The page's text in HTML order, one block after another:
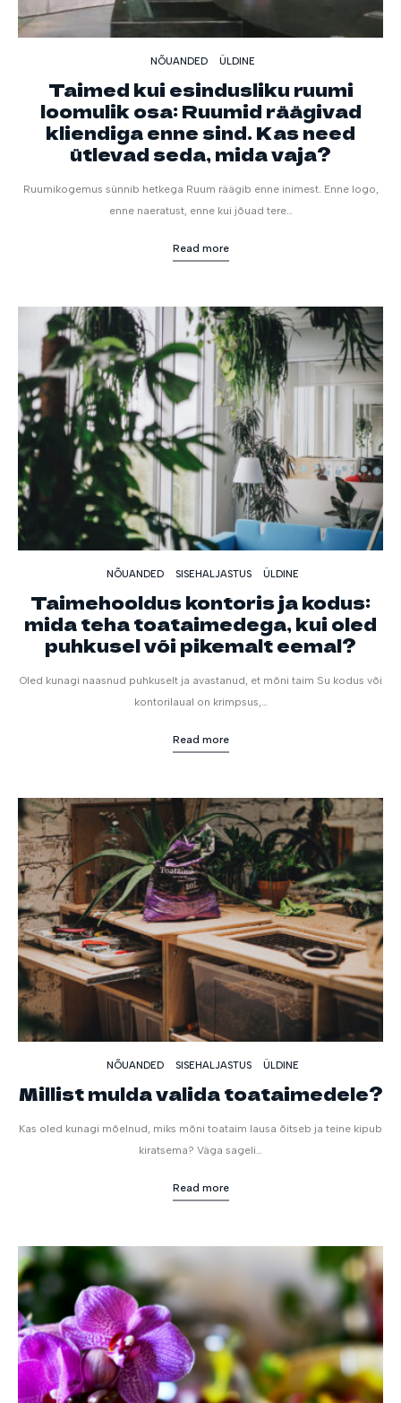
NÕUANDED ÜLDINE
Taimed kui esindusliku ruumi
loomulik osa: Ruumid räägivad
kliendiga enne sind. Kas need
ütlevad seda, mida vaja?
Ruumikogemus sünnib hetkega Ruum räägib enne inimest. Enne logo,
enne naeratust, enne kui jõuad tere…
Read more
NÕUANDED SISEHALJASTUS ÜLDINE
Taimehooldus kontoris ja kodus:
mida teha toataimedega, kui oled
puhkusel või pikemalt eemal?
Oled kunagi naasnud puhkuselt ja avastanud, et mõni taim Su kodus või
kontorilaual on krimpsus,…
Read more
NÕUANDED SISEHALJASTUS ÜLDINE
Millist mulda valida toataimedele?
Kas oled kunagi mõelnud, miks mõni toataim lausa õitseb ja teine kipub
kiratsema? Väga sageli…
Read more